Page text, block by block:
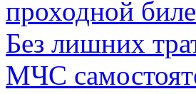
проходной
Без лишних
МЧС